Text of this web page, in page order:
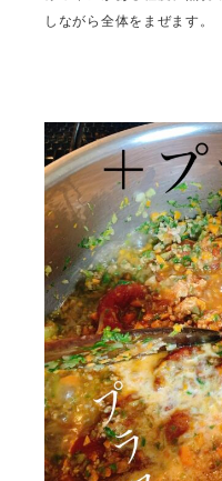
しながら全体をまぜます。